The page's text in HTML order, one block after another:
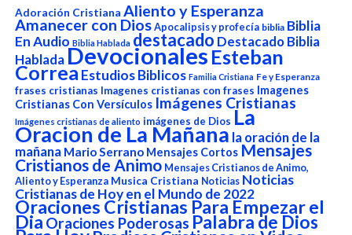
Adoración Cristiana Aliento y Esperanza
Amanecer con Dios Apocalipsis y profecía biblia Biblia
En Audio Biblia Hablada destacado Destacado Biblia
HabladaDevocionalesEsteban
Correa Estudios Biblicos Familia Cristiana Fe y Esperanza
frases cristianas Imagenes cristianas con frases Imagenes
Cristianas Con Versículos Imágenes Cristianas
Imágenes cristianas de aliento imágenes de Dios La
Oracion de La Mañana la oración de la
mañana Mario Serrano Mensajes Cortos Mensajes
Cristianos de Animo Mensajes Cristianos de Animo,
Aliento y Esperanza Musica Cristiana Noticias Noticias
Cristianas de Hoy en el Mundo de 2022
Oraciones Cristianas Para Empezar el
DiaOraciones Poderosas Palabra de Dios